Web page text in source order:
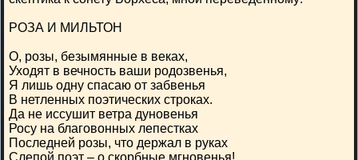
РОЗА И МИЛЬТОН
О, розы, безымянные в веках,
Уходят в вечность ваши родозвенья,
Я лишь одну спасаю от забвенья
В нетленных поэтических строках.
Да не иссушит ветра дуновенья
Росу на благовонных лепестках
Последней розы, что держал в руках
Слепой поэт – о скорбные мгновенья!